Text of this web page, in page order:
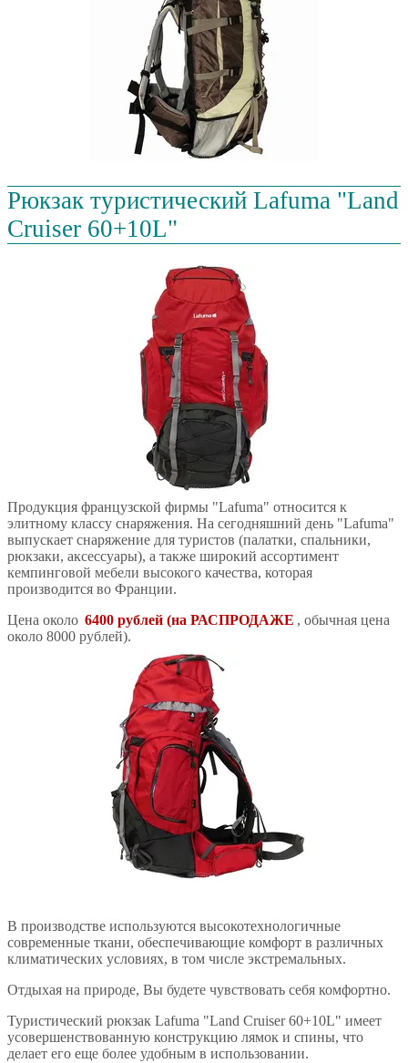
Рюкзак туристический Lafuma "Land
Cruiser 60+10L"
Продукция французской фирмы "Lafuma" относится к
элитному классу снаряжения. На сегодняшний день "Lafuma"
выпускает снаряжение для туристов (палатки, спальники,
рюкзаки, аксессуары), а также широкий ассортимент
кемпинговой мебели высокого качества, которая
производится во Франции.
Цена около 6400 рублей (на РАСПРОДАЖЕ , обычная цена
около 8000 рублей).
В производстве используются высокотехнологичные
современные ткани, обеспечивающие комфорт в различных
климатических условиях, в том числе экстремальных.
Отдыхая на природе, Вы будете чувствовать себя комфортно.
Туристический рюкзак Lafuma "Land Cruiser 60+10L" имеет
усовершенствованную конструкцию лямок и спины, что
делает его еще более удобным в использовании.